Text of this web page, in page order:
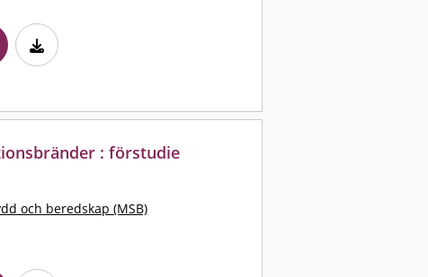
: förstudie
och beredskap (MSB)